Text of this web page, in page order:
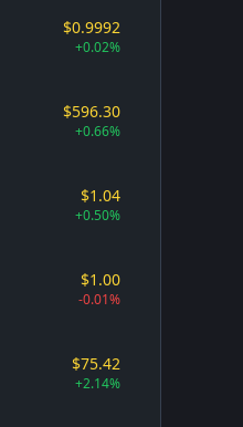
$0.9992
+0.02%
$596.30
+0.66%
$1.04
+0.50%
$1.00
-0.01%
$75.42
+2.14%